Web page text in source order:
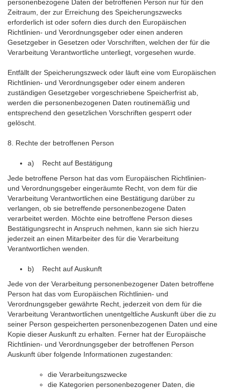
personenbezogene Daten der betroffenen Person nur für den
Zeitraum, der zur Erreichung des Speicherungszwecks
erforderlich ist oder sofern dies durch den Europäischen
Richtlinien- und Verordnungsgeber oder einen anderen
Gesetzgeber in Gesetzen oder Vorschriften, welchen der für die
Verarbeitung Verantwortliche unterliegt, vorgesehen wurde.
Entfällt der Speicherungszweck oder läuft eine vom Europäischen
Richtlinien- und Verordnungsgeber oder einem anderen
zuständigen Gesetzgeber vorgeschriebene Speicherfrist ab,
werden die personenbezogenen Daten routinemäßig und
entsprechend den gesetzlichen Vorschriften gesperrt oder
gelöscht.
8. Rechte der betroffenen Person
a) Recht auf Bestätigung
Jede betroffene Person hat das vom Europäischen Richtlinien-
und Verordnungsgeber eingeräumte Recht, von dem für die
Verarbeitung Verantwortlichen eine Bestätigung darüber zu
verlangen, ob sie betreffende personenbezogene Daten
verarbeitet werden. Möchte eine betroffene Person dieses
Bestätigungsrecht in Anspruch nehmen, kann sie sich hierzu
jederzeit an einen Mitarbeiter des für die Verarbeitung
Verantwortlichen wenden.
b) Recht auf Auskunft
Jede von der Verarbeitung personenbezogener Daten betroffene
Person hat das vom Europäischen Richtlinien- und
Verordnungsgeber gewährte Recht, jederzeit von dem für die
Verarbeitung Verantwortlichen unentgeltliche Auskunft über die zu
seiner Person gespeicherten personenbezogenen Daten und eine
Kopie dieser Auskunft zu erhalten. Ferner hat der Europäische
Richtlinien- und Verordnungsgeber der betroffenen Person
Auskunft über folgende Informationen zugestanden:
die Verarbeitungszwecke
die Kategorien personenbezogener Daten, die